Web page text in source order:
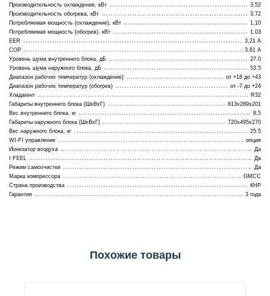
Производительность охлаждения, кВт
3.52
Производительность обогрева, кВт
3.72
Потребляемая мощность (охлаждение), кВт
1,10
Потребляемая мощность (обогрев), кВт
1,03
EER
3,21 A
COP
3,61 A
Уровень шума внутреннего блока, дБ
27.0
Уровень шума наружного блока, дБ
53.5
Диапазон рабочих температур (охлаждение)
от +18 до +43
Диапазон рабочих температур (обогрев)
от -7 до +24
Хладагент
R32
Габариты внутреннего блока (ШхВхГ)
813x289x201
Вес внутреннего блока, кг
8,5
Габариты наружного блока (ШхВхГ)
720x495x270
Вес наружного блока, кг
25.5
WI-FI управление
опция
Ионизатор воздуха
Да
I FEEL
Да
Режим самоочистки
Да
Марка компрессора
GMCC
Страна производства
КНР
Гарантия
3 года
Похожие товары